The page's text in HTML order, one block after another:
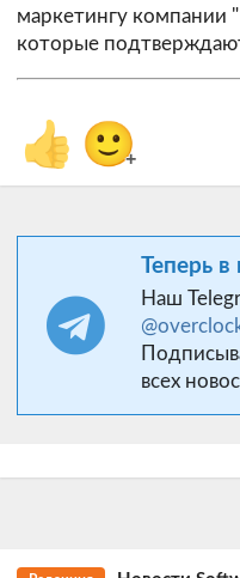
маркетингу компании
которые
👍 🙂+
Теперь
Наш
всех